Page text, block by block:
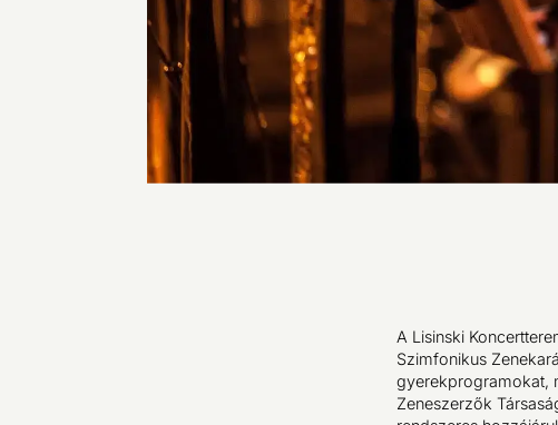
A Lisinski
Szimfonikus
gyerekprogramokat,
Zeneszerzők